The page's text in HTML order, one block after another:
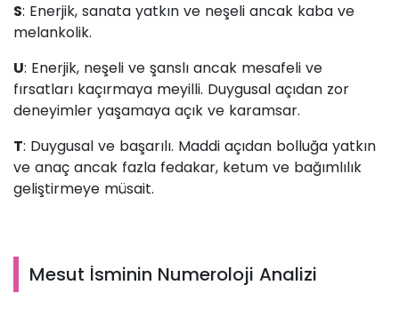
S: Enerjik, sanata yatkın ve neşeli ancak kaba ve
melankolik.
U: Enerjik, neşeli ve şanslı ancak mesafeli ve
fırsatları kaçırmaya meyilli. Duygusal açıdan zor
deneyimler yaşamaya açık ve karamsar.
T: Duygusal ve başarılı. Maddi açıdan bolluğa yatkın
ve anaç ancak fazla fedakar, ketum ve bağımlılık
geliştirmeye müsait.
Mesut İsminin Numeroloji Analizi